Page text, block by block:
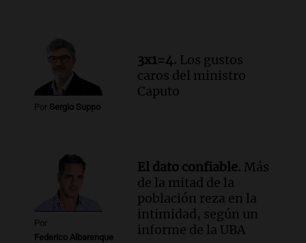
María
Panorama Federal
Episodios
Por Sergio Suppo
3x1=4. Los gustos
caros del ministro
Caputo
Por
Federico Albarenque
El dato confiable. Más
de la mitad de la
población reza en la
intimidad, según un
informe de la UBA